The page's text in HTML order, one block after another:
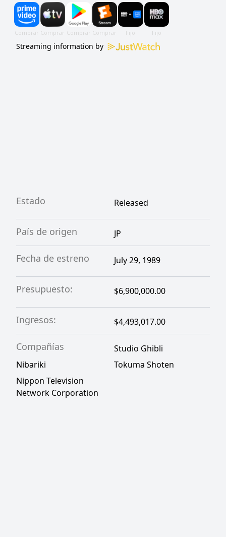
donde sean necesarios sus servicios de
bruja. Para emprender el viaje, Nicky se
acompaña de su amigo Jiji y también de su
gato; juntos, y sobre una escoba voladora,
Streaming information by
Estado Released
País de origen JP
Fecha de estreno July 29, 1989
Presupuesto: $6,900,000.00
Ingresos: $4,493,017.00
Compañías
Studio Ghibli
Nibariki
Tokuma Shoten
Nippon Television
Network Corporation